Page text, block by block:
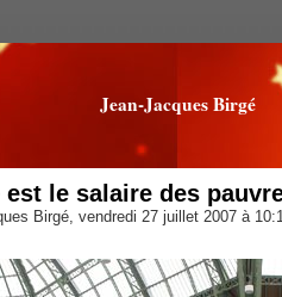
Jean-Jacques Birgé
est le salaire des
Birgé, vendredi 27 juillet 2007 à